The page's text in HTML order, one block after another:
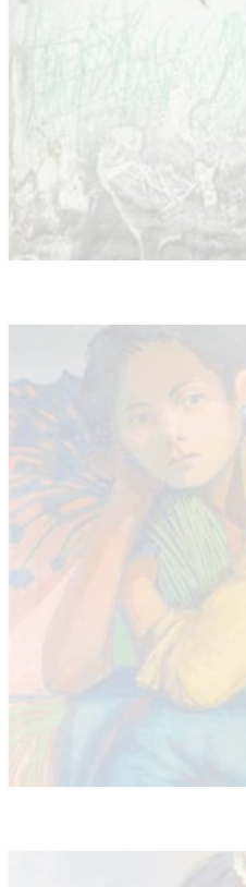
EXTENSIÓN ACADÉMICA